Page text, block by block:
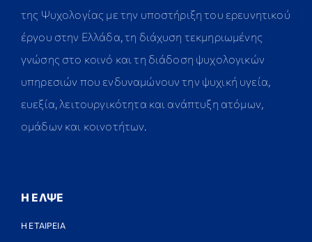
της Ψυχολογίας με την υποστήριξη του ερευνητικού
έργου στην Ελλάδα, τη διάχυση τεκμηριωμένης
γνώσης στο κοινό και τη διάδοση ψυχολογικών
υπηρεσιών που ενδυναμώνουν την ψυχική υγεία,
ευεξία, λειτουργικότητα και ανάπτυξη ατόμων,
ομάδων και κοινοτήτων.
Η ΕΛΨΕ
Η ΕΤΑΙΡΕΙΑ